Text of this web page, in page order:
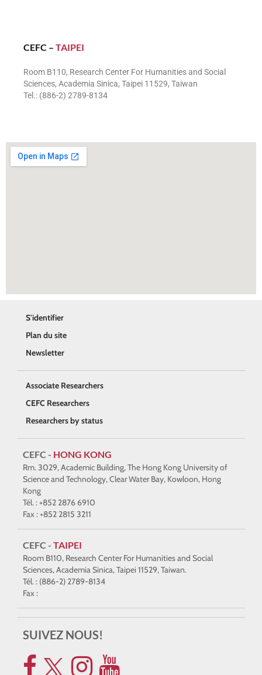
CEFC – TAIPEI
Room B110, Research Center For Humanities and Social
Sciences, Academia Sinica, Taipei 11529, Taiwan
Tel.: (886-2) 2789-8134
S'identifier
Plan du site
Newsletter
Associate Researchers
CEFC Researchers
Researchers by status
CEFC - HONG KONG
Rm. 3029, Academic Building, The Hong Kong University of
Science and Technology, Clear Water Bay, Kowloon, Hong
Kong
Tél. : +852 2876 6910
Fax : +852 2815 3211
CEFC - TAIPEI
Room B110, Research Center For Humanities and Social
Sciences, Academia Sinica, Taipei 11529, Taiwan.
Tél. : (886-2) 2789-8134
Fax :
SUIVEZ NOUS!